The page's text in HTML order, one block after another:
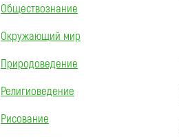
Обществознание
Окружающий мир
Природоведение
Религиоведение
Рисование